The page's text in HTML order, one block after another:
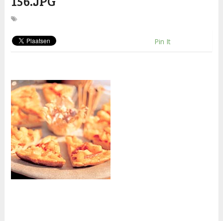
Pin It